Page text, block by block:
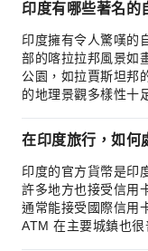
印度有哪些著名的
印度擁有令人驚嘆的
部的喀拉拉邦風景如
公園，如拉賈斯坦邦
的地理景觀多樣性十
在印度旅行，如何
印度的官方貨幣是印
許多地方也接受信用
通常能接受國際信用
ATM 在主要城鎮也很